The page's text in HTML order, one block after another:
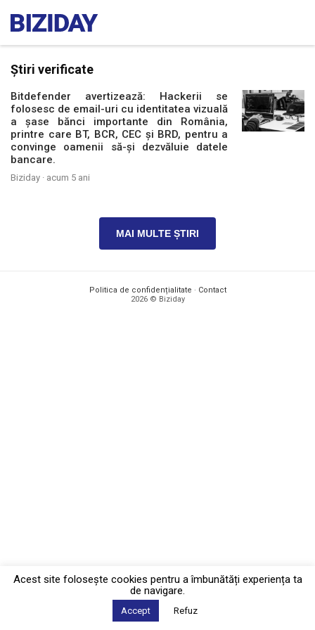
Știri verificate
Bitdefender avertizează: Hackerii se
folosesc de email-uri cu identitatea vizuală
a șase bănci importante din România,
printre care BT, BCR, CEC și BRD, pentru a
convinge oamenii să-și dezvăluie datele
bancare.
Biziday · acum 5 ani
MAI MULTE ȘTIRI
Politica de confidențialitate · Contact
2026 © Biziday
Acest site foloseşte cookies pentru a îmbunătăți experiența ta
de navigare.
Accept Refuz